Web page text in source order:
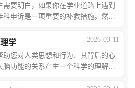
要明白，如果你在学业道路上遇到
科申诉是一项重要的补救措施。然
文将为你提供
2026-03-11
学
助您对人类思想和行为、其背后的心
功能的关系产生一个科学的理解。